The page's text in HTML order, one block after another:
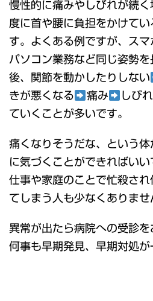
慢性的に痛みやしびれが続
度に首や腰に負担をかけて
す。よくある例ですが、ス
パソコン業務など同じ姿勢
後、関節を動かしたりしない
きが悪くなる
痛み しびれ
ていくことが多いです。
痛くなりそうだな、という
に気づくことができればい
仕事や家庭のことで忙殺さ
てしまう人も少なくありませ
異常が出たら病院への受診を
何事も早期発見、早期対処が